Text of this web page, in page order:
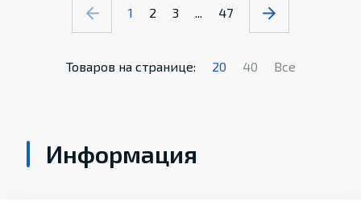
1 2 3 ... 47
Товаров на странице: 20 40 Все
Информация